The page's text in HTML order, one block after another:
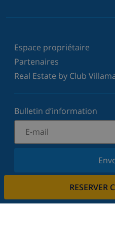
RESERVER
Espace propriétaire
Partenaires
Real Estate by Club
Bulletin d’information
Inscrivez-vous à notre
votre vie privée.